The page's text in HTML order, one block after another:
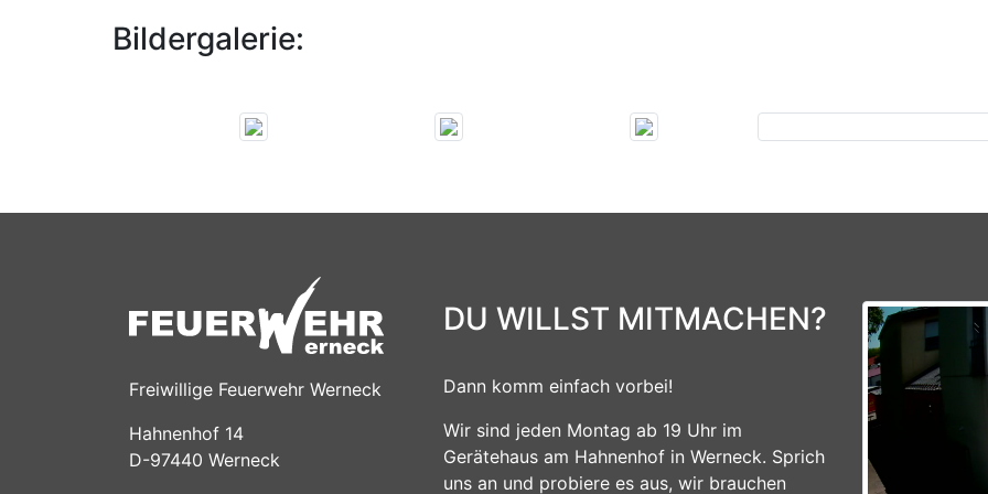
Bildergalerie:
Previous
Freiwillige Feuerwehr Werneck
Hahnenhof 14
D-97440 Werneck
DU WILLST MITMACHEN?
Dann komm einfach vorbei!
Wir sind jeden Montag ab 19 Uhr im
Gerätehaus am Hahnenhof in Werneck. Sprich
uns an und probiere es aus, wir brauchen